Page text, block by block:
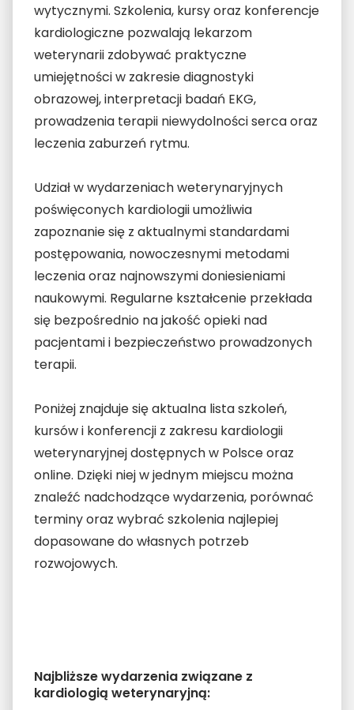
wytycznymi. Szkolenia, kursy oraz konferencje
kardiologiczne pozwalają lekarzom
weterynarii zdobywać praktyczne
umiejętności w zakresie diagnostyki
obrazowej, interpretacji badań EKG,
prowadzenia terapii niewydolności serca oraz
leczenia zaburzeń rytmu.
Udział w wydarzeniach weterynaryjnych
poświęconych kardiologii umożliwia
zapoznanie się z aktualnymi standardami
postępowania, nowoczesnymi metodami
leczenia oraz najnowszymi doniesieniami
naukowymi. Regularne kształcenie przekłada
się bezpośrednio na jakość opieki nad
pacjentami i bezpieczeństwo prowadzonych
terapii.
Poniżej znajduje się aktualna lista szkoleń,
kursów i konferencji z zakresu kardiologii
weterynaryjnej dostępnych w Polsce oraz
online. Dzięki niej w jednym miejscu można
znaleźć nadchodzące wydarzenia, porównać
terminy oraz wybrać szkolenia najlepiej
dopasowane do własnych potrzeb
rozwojowych.
Najbliższe wydarzenia związane z
kardiologią weterynaryjną: